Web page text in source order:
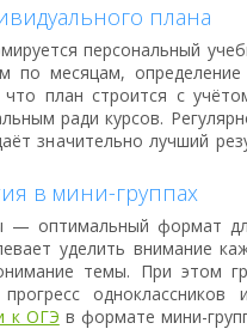
плана
персональный
по месяцам,
план строится с
ради курсов.
значительно лучший
в мини-группах
— оптимальный формат
уделить внимание
темы. При этом
к ОГЭ в формате мини-